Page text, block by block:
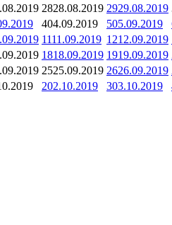
2828.08.2019 2929.08.2019
404.09.2019 505.09.2019
1111.09.2019 1212.09.2019
1818.09.2019 1919.09.2019
2525.09.2019 2626.09.2019
202.10.2019 303.10.2019